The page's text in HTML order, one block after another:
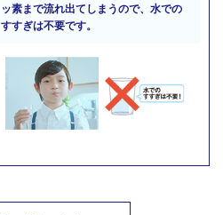
ッ素まで流れ出てしまうので、水での
すすぎは不要です。